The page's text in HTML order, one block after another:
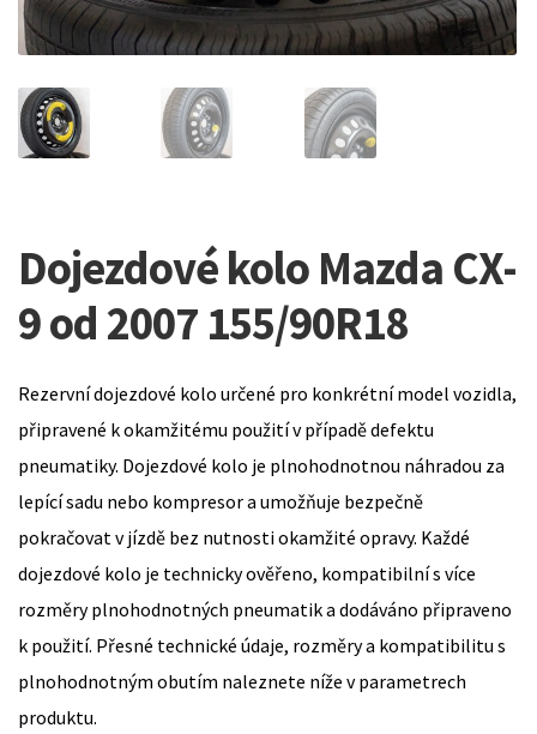
Dojezdové kolo Mazda CX-
9 od 2007 155/90R18
Rezervní dojezdové kolo určené pro konkrétní model vozidla,
připravené k okamžitému použití v případě defektu
pneumatiky. Dojezdové kolo je plnohodnotnou náhradou za
lepící sadu nebo kompresor a umožňuje bezpečně
pokračovat v jízdě bez nutnosti okamžité opravy. Každé
dojezdové kolo je technicky ověřeno, kompatibilní s více
rozměry plnohodnotných pneumatik a dodáváno připraveno
k použití. Přesné technické údaje, rozměry a kompatibilitu s
plnohodnotným obutím naleznete níže v parametrech
produktu.